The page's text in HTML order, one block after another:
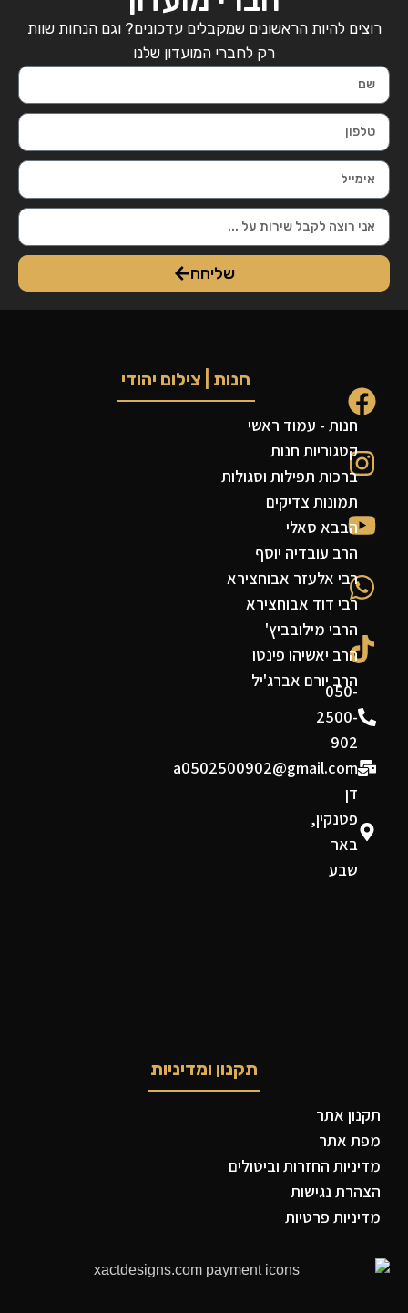
רוצים להיות הראשונים שמקבלים עדכונים? וגם הנחות שוות
רק לחברי המועדון שלנו
שליחה
050-
2500-
902
a0502500902@gmail.com
דן
פטנקין,
באר
שבע
חנות | צילום יהודי
חנות - עמוד ראשי
קטגוריות חנות
ברכות תפילות וסגולות
תמונות צדיקים
הבבא סאלי
הרב עובדיה יוסף
רבי אלעזר אבוחצירא
רבי דוד אבוחצירא
הרבי מילובביץ'
הרב יאשיהו פינטו
הרב יורם אברג'יל
תקנון ומדיניות
תקנון אתר
מפת אתר
מדיניות החזרות וביטולים
הצהרת נגישות
מדיניות פרטיות